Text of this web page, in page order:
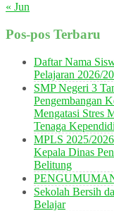
« Jun
Pos-pos Terbaru
Daftar Nama
Pelajaran 2026/
SMP Negeri 3
Pengembangan
Mengatasi Stres
Tenaga
MPLS 2025/
Kepala Dinas
Belitung
Sekolah Bersih
Belajar